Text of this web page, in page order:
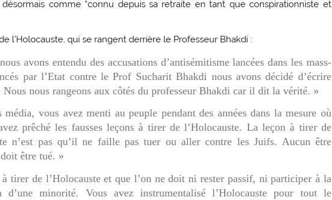
comme “connu depuis sa retraite en tant que conspirationniste et
l’Holocauste, qui se rangent derrière le Professeur Bhakdi :
avons entendu des accusations d’antisémitisme lancées dans les mass-
par l’Etat contre le Prof Sucharit Bhakdi nous avons décidé d’écrire
Nous nous rangeons aux côtés du professeur Bhakdi car il dit la vérité. »
média, vous avez menti au peuple pendant des années dans la mesure où
prêché les fausses leçons à tirer de l’Holocauste. La leçon à tirer de
n’est pas qu’il ne faille pas tuer ou aller contre les Juifs. Aucun être
être tué. »
tirer de l’Holocauste et que l’on ne doit ni rester passif, ni participer à la
d’une minorité. Vous avez instrumentalisé l’Holocauste pour tout le